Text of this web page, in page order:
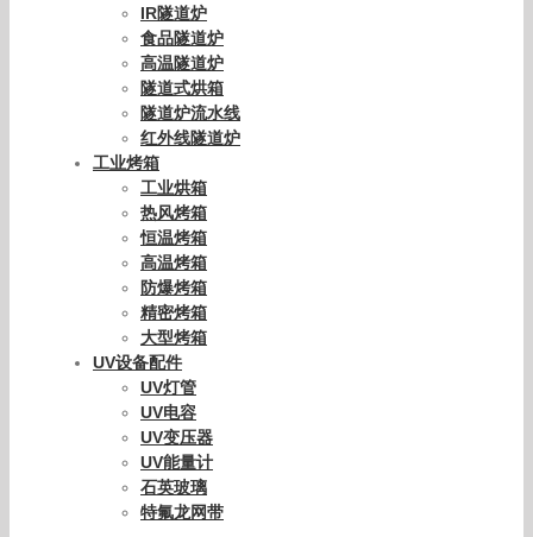
IR隧道炉
食品隧道炉
高温隧道炉
隧道式烘箱
隧道炉流水线
红外线隧道炉
工业烤箱
工业烘箱
热风烤箱
恒温烤箱
高温烤箱
防爆烤箱
精密烤箱
大型烤箱
UV设备配件
UV灯管
UV电容
UV变压器
UV能量计
石英玻璃
特氟龙网带